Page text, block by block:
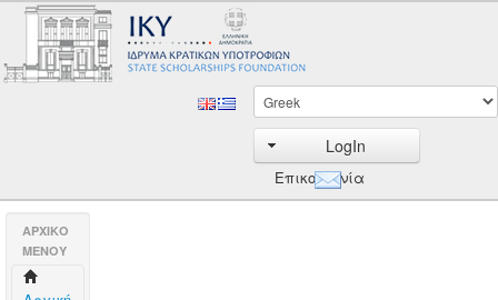
LogIn
Επικοινωνία
AΡΧΙΚΟ
ΜΕΝΟΥ